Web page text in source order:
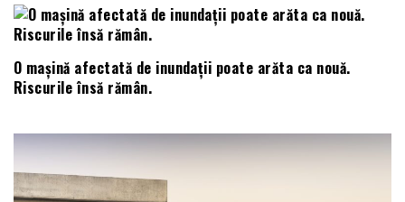
O mașină afectată de inundații poate arăta ca nouă.
Riscurile însă rămân.